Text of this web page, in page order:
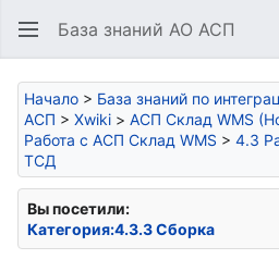
База знаний АО АСП
Начало > База знаний по
АСП > Xwiki > АСП Склад WMS
Работа с АСП Склад WMS > 4.3
ТСД
Вы посетили:
Категория:4.3.3 Сборка